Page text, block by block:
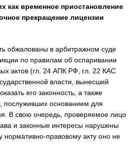
как временное приостановление
прекращение лицензии
обжалованы в арбитражном суде
по правилам об оспаривании
актов (гл. 24 АПК РФ, гл. 22 КАС
власти, вынесший
его законность, а также
послуживших основанием для
В свою очередь, проверяемое лицо
и законные интересы нарушены
нормативно-правовому акту оно не